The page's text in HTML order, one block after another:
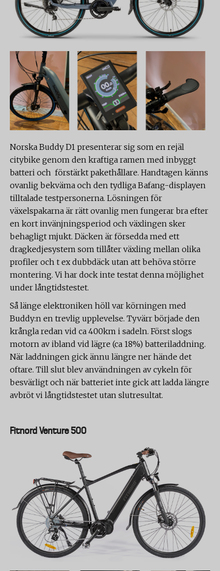
Norska Buddy D1 presenterar sig som en rejäl
citybike genom den kraftiga ramen med inbyggt
batteri och förstärkt pakethållare. Handtagen känns
ovanlig bekväma och den tydliga Bafang-displayen
tilltalade testpersonerna. Lösningen för
växelspakarna är rätt ovanlig men fungerar bra efter
en kort invänjningsperiod och växlingen sker
behagligt mjukt. Däcken är försedda med ett
dragkedjesystem som tillåter växling mellan olika
profiler och t ex dubbdäck utan att behöva större
montering. Vi har dock inte testat denna möjlighet
under långtidstestet.
Så länge elektroniken höll var körningen med
Buddy:n en trevlig upplevelse. Tyvärr började den
krångla redan vid ca 400km i sadeln. Först slogs
motorn av ibland vid lägre (ca 18%) batteriladdning.
När laddningen gick ännu längre ner hände det
oftare. Till slut blev användningen av cykeln för
besvärligt och när batteriet inte gick att ladda längre
avbröt vi långtidstestet utan slutresultat.
Fitnord Venture 500